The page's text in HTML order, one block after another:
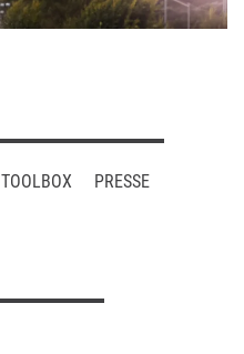
TOOLBOX
PRESSE